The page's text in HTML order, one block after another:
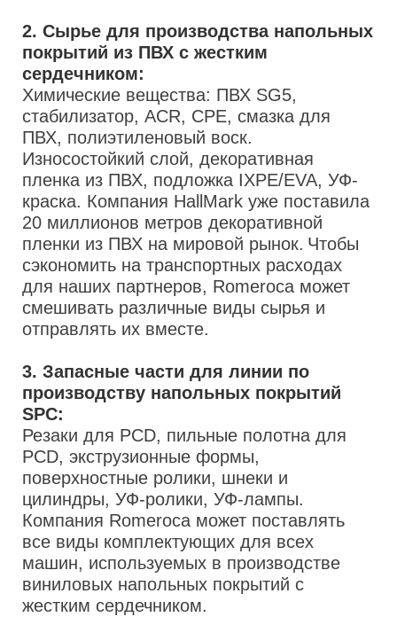
2. Сырье для производства напольных
покрытий из ПВХ с жестким
сердечником:
Химические вещества: ПВХ SG5,
стабилизатор, ACR, CPE, смазка для
ПВХ, полиэтиленовый воск.
Износостойкий слой, декоративная
пленка из ПВХ, подложка IXPE/EVA, УФ-
краска. Компания HallMark уже поставила
20 миллионов метров декоративной
пленки из ПВХ на мировой рынок. Чтобы
сэкономить на транспортных расходах
для наших партнеров, Romeroca может
смешивать различные виды сырья и
отправлять их вместе.
3. Запасные части для линии по
производству напольных покрытий
SPC:
Резаки для PCD, пильные полотна для
PCD, экструзионные формы,
поверхностные ролики, шнеки и
цилиндры, УФ-ролики, УФ-лампы.
Компания Romeroca может поставлять
все виды комплектующих для всех
машин, используемых в производстве
виниловых напольных покрытий с
жестким сердечником.